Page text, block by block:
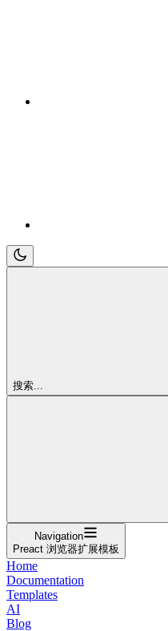
搜索...
Navigation
Preact 浏览器扩展模板
Home
Documentation
Templates
AI
Blog